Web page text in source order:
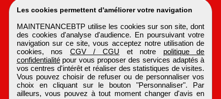
Les cookies permettent d'améliorer votre navigation
MAINTENANCEBTP utilise les cookies sur son site, dont
des cookies d'analyse d'audience. En poursuivant votre
navigation sur ce site, vous acceptez notre utilisation de
cookies, nos CGV / CGU et notre politique de
confidentialitépour vous proposer des services adaptés à
vos centres d'intérêt et réaliser des statistiques de visites.
Vous pouvez choisir de refuser ou de personnaliser vos
choix en cliquant sur le bouton "Personnaliser". Par
ailleurs, vous pouvez à tout moment changer d'avis en